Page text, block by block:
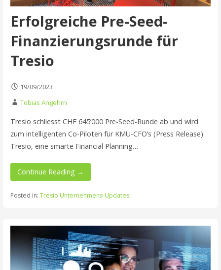
Erfolgreiche Pre-Seed-
Finanzierungsrunde für
Tresio
19/09/2023
Tobias Angehrn
Tresio schliesst CHF 645’000 Pre-Seed-Runde ab und wird
zum intelligenten Co-Piloten für KMU-CFO’s (Press Release)
Tresio, eine smarte Financial Planning…
Continue Reading →
Posted in: Tresio Unternehmens-Updates